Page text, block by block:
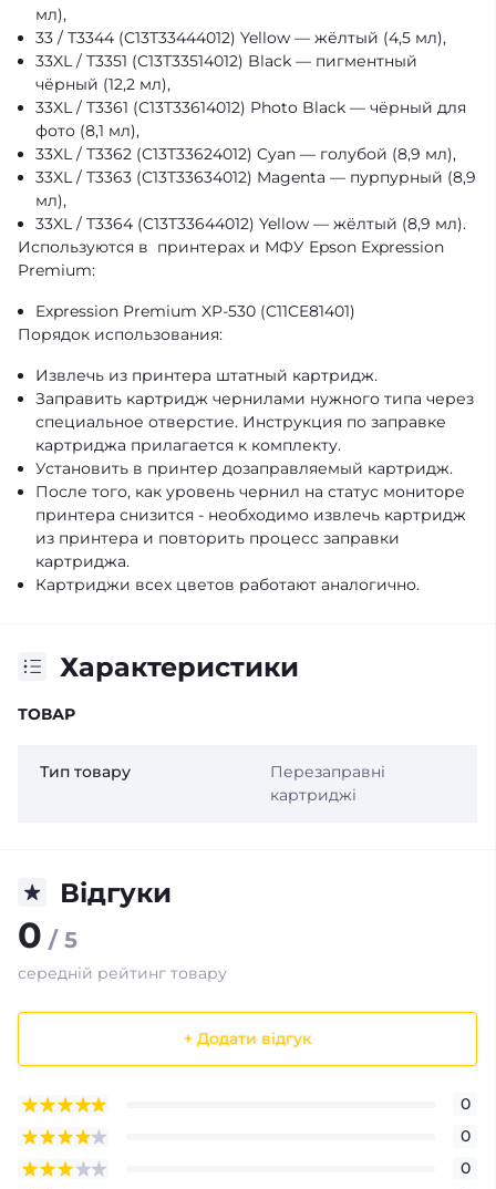
мл),
33 / T3344 (C13T33444012) Yellow — жёлтый (4,5 мл),
33XL / T3351 (C13T33514012) Black — пигментный
чёрный (12,2 мл),
33XL / T3361 (C13T33614012) Photo Black — чёрный для
фото (8,1 мл),
33XL / T3362 (C13T33624012) Cyan — голубой (8,9 мл),
33XL / T3363 (C13T33634012) Magenta — пурпурный (8,9
мл),
33XL / T3364 (C13T33644012) Yellow — жёлтый (8,9 мл).
Используются в принтерах и МФУ Epson Expression
Premium:
Expression Premium XP-530 (C11CE81401)
Порядок использования:
Извлечь из принтера штатный картридж.
Заправить картридж чернилами нужного типа через
специальное отверстие. Инструкция по заправке
картриджа прилагается к комплекту.
Установить в принтер дозаправляемый картридж.
После того, как уровень чернил на статус мониторе
принтера снизится - необходимо извлечь картридж
из принтера и повторить процесс заправки
картриджа.
Картриджи всех цветов работают аналогично.
Характеристики
ТОВАР
Тип товару
Перезаправні
картриджі
Відгуки
0 / 5
середній рейтинг товару
+ Додати відгук
0
0
0